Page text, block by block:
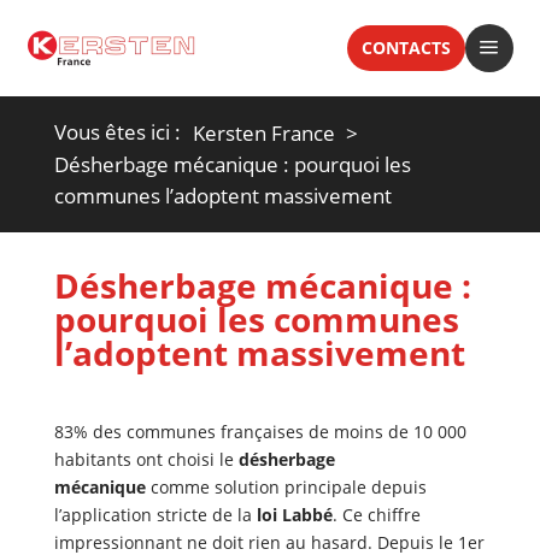
CONTACTS a
Vous êtes ici : Kersten France
Désherbage mécanique : pourquoi les
communes l’adoptent massivement
Désherbage mécanique :
pourquoi les communes
l’adoptent massivement
83% des communes françaises de moins de 10 000
habitants ont choisi le désherbage
mécaniquecomme solution principale depuis
l’application stricte de la loi Labbé. Ce chiffre
impressionnant ne doit rien au hasard. Depuis le 1er